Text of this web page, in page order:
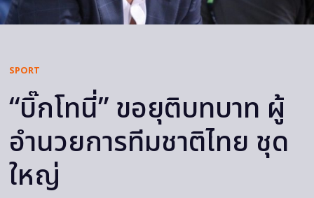
SPORT
“บิ๊กโทนี่” ขอยุติบทบาท ผู้
อำนวยการทีมชาติไทย ชุด
ใหญ่